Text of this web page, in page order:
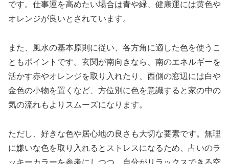
です。仕事運を高めたい場合は青や緑、健康運には黄色や
オレンジが良いとされています。
また、風水の基本原則に従い、各方角に適した色を使うこ
ともポイントです。玄関が南向きなら、南のエネルギーを
活かす赤やオレンジを取り入れたり、西側の窓辺には白や
金色の小物を置くなど、方位別に色を意識すると家の中の
気の流れもよりスムーズになります。
ただし、好きな色や居心地の良さも大切な要素です。無理
に嫌いな色を取り入れるとストレスになるため、占いのラ
ッキーカラーを参考にしつつ、自分がリラックスできる空